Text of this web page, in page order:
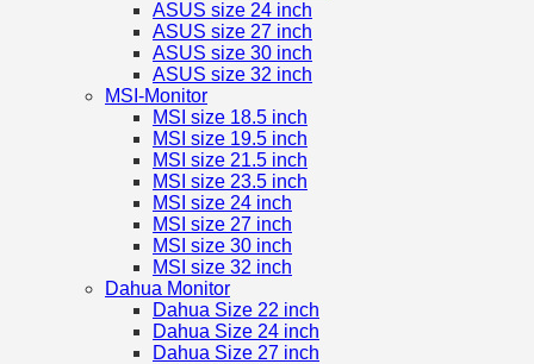
ASUS size 24 inch
ASUS size 27 inch
ASUS size 30 inch
ASUS size 32 inch
MSI-Monitor
MSI size 18.5 inch
MSI size 19.5 inch
MSI size 21.5 inch
MSI size 23.5 inch
MSI size 24 inch
MSI size 27 inch
MSI size 30 inch
MSI size 32 inch
Dahua Monitor
Dahua Size 22 inch
Dahua Size 24 inch
Dahua Size 27 inch